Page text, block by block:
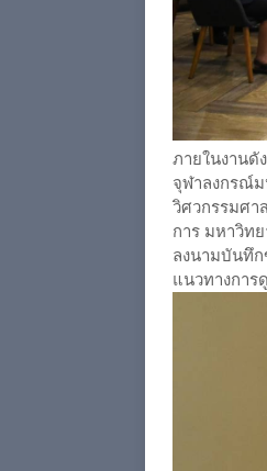
ภายในงานดั
จุฬาลงกรณ์
วิศวกรรมศา
การ มหาวิท
ลงนามบันทึก
แนวทางการ